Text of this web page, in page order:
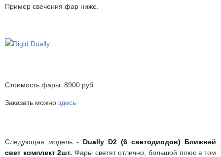
Пример свечения фар ниже.
Стоимость фары: 8900 руб.
Заказать можно здесь
Следующая модель - Dually D2 (6 светодиодов) Ближний
свет комплект 2шт. Фары светят отлично, большой плюс в том